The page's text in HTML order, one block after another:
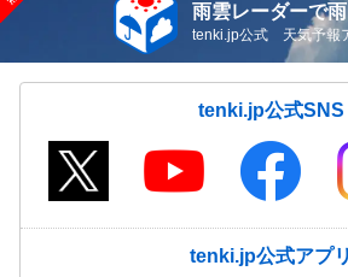
雨雲レーダーで雨
tenki.jp公式 天気予報
tenki.jp公式SNS
tenki.jp公式アプリ